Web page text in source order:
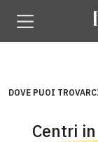
DOVE PUOI
Centri